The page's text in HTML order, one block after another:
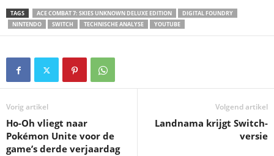
TAGS ACE COMBAT 7: SKIES UNKNOWN DELUXE EDITION
DIGITAL FOUNDRY
NINTENDO
SWITCH TECHNISCHE ANALYSE YOUTUBE
Vorig artikel
Ho-Oh vliegt naar
Pokémon Unite voor de
game’s derde verjaardag
Volgend artikel
Landnama krijgt Switch-
versie